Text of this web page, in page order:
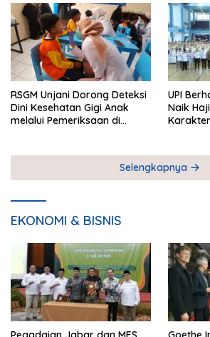
RSGM Unjani Dorong Deteksi
Dini Kesehatan Gigi Anak
melalui Pemeriksaan di
UPI
Naik
Selengkapnya
EKONOMI & BISNIS